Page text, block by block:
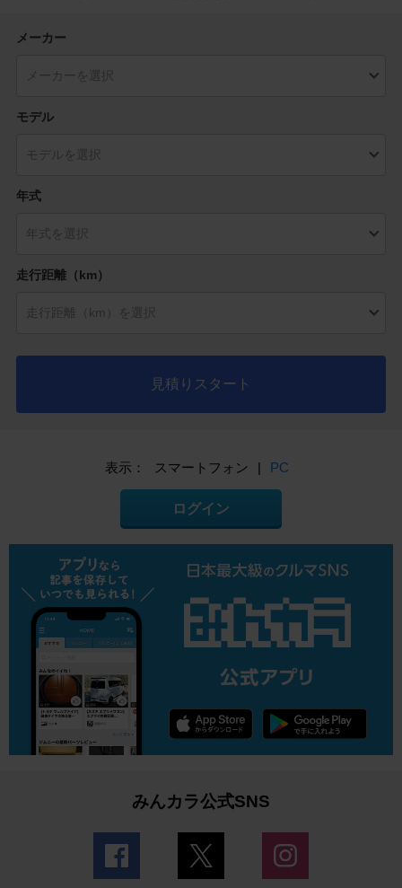
メーカー
モデル
年式
走行距離（km）
見積りスタート
表示： スマートフォン | PC
ログイン
みんカラ公式SNS